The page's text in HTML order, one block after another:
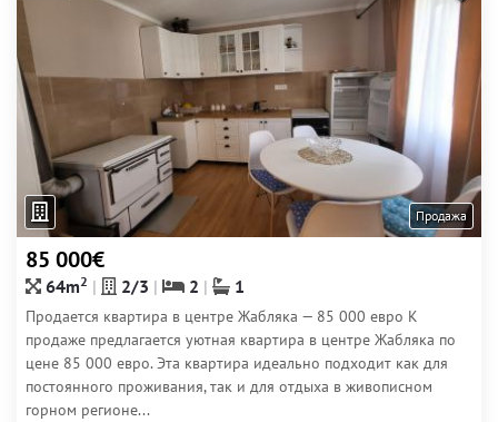
Продажа
85 000€
64m2 2/3 2 1
Продается квартира в центре Жабляка — 85 000 евро К
продаже предлагается уютная квартира в центре Жабляка по
цене 85 000 евро. Эта квартира идеально подходит как для
постоянного проживания, так и для отдыха в живописном
горном регионе...